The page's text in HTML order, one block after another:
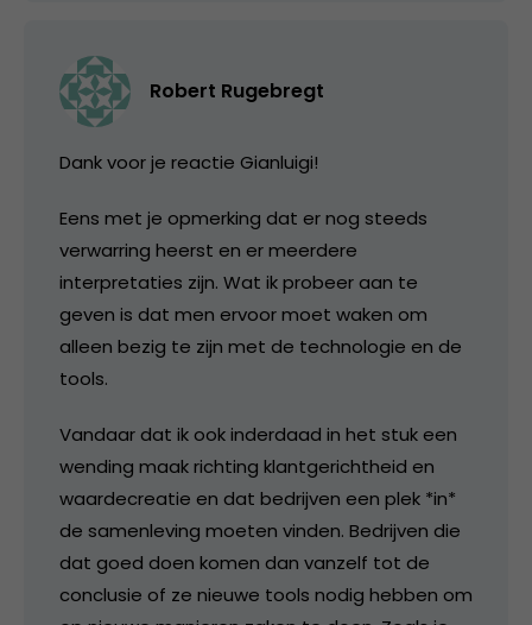
Robert Rugebregt
Dank voor je reactie Gianluigi!
Eens met je opmerking dat er nog steeds
verwarring heerst en er meerdere
interpretaties zijn. Wat ik probeer aan te
geven is dat men ervoor moet waken om
alleen bezig te zijn met de technologie en de
tools.
Vandaar dat ik ook inderdaad in het stuk een
wending maak richting klantgerichtheid en
waardecreatie en dat bedrijven een plek *in*
de samenleving moeten vinden. Bedrijven die
dat goed doen komen dan vanzelf tot de
conclusie of ze nieuwe tools nodig hebben om